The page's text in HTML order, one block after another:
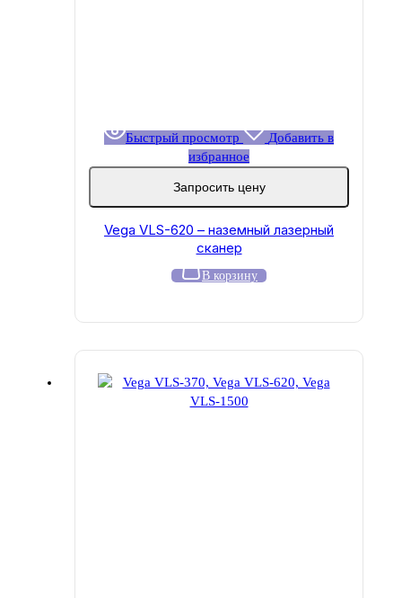
Быстрый просмотр
Добавить в
избранное
Запросить цену
Vega VLS-620 – наземный лазерный
сканер
В корзину